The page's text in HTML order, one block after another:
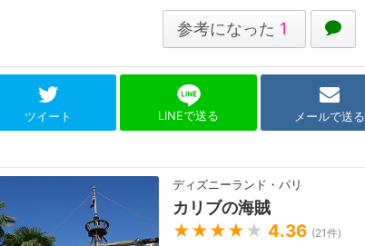
参考になった 1
ツイート LINEで送る メールで送る
ディズニーランド・パリ
カリブの海賊
★★★★ ★ 4.36 (21件)